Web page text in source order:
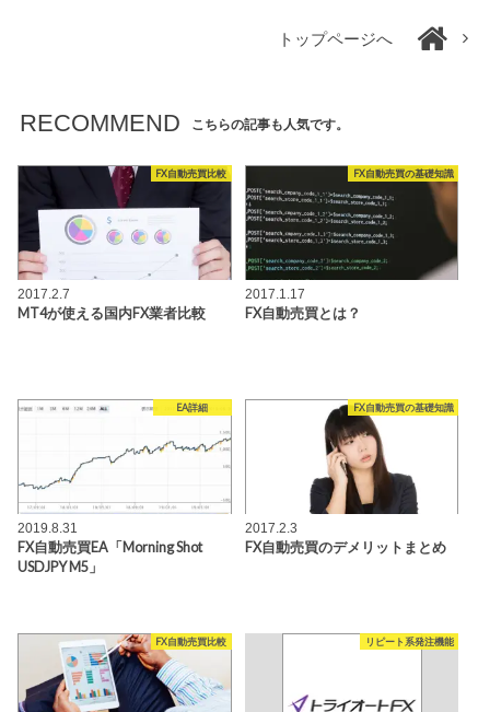
トップページへ
RECOMMEND こちらの記事も人気です。
FX自動売買比較
2017.2.7
MT4が使える国内FX業者比較
FX自動売買の基礎知識
2017.1.17
FX自動売買とは？
EA詳細
2019.8.31
FX自動売買EA「Morning Shot
USDJPY M5」
FX自動売買の基礎知識
2017.2.3
FX自動売買のデメリットまとめ
FX自動売買比較 リピート系発注機能